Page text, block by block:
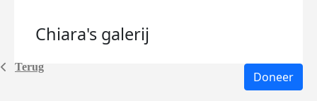
Terug
Chiara's galerij
Doneer